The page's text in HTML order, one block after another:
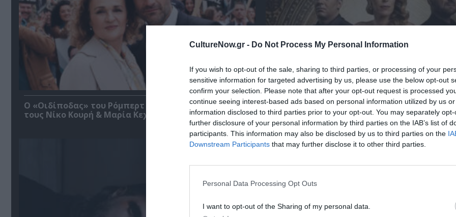
CultureNow.gr - Do Not Process My Personal Information
If you wish to opt-out of the sale, sharing to third parties, or processing of your
sensitive information for targeted advertising by us, please use the below opt-out
confirm your selection. Please note that after your opt-out request is processed
continue seeing interest-based ads based on personal information utilized by us
information disclosed to third parties prior to your opt-out. You may separately
further disclosure of your personal information by third parties on the IAB’s list of
participants. This information may also be disclosed by us to third parties on the
Downstream Participants that may further disclose it to other third parties.
Personal Data Processing Opt Outs
I want to opt-out of the Sharing of my personal data.
O «Οιδίποδας» του Ρόμπερτ Άικ ξανά στη Στέγη – Με
τους Νίκο Κουρή & Μαρία Κεχαγιόγλου
Θεοδώρα, Αυτοκράτειρα του Βυζαντίου: Η
ελληνική όπερα του Θεόδωρου Στάθη στο
Ολύμπια